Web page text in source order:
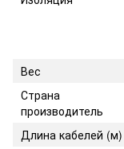
Вес
Страна
производитель
Длина кабелей (м)